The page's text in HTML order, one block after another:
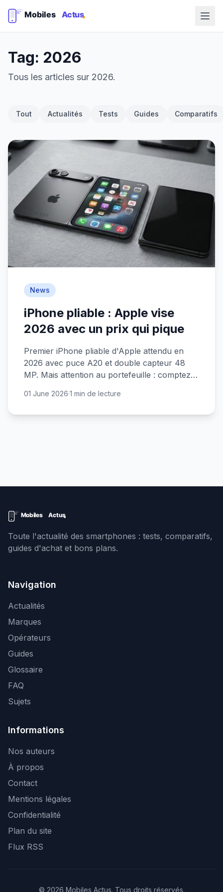
Tag: 2026
Tous les articles sur 2026.
Tout Actualités Tests Guides Comparatifs
News
iPhone pliable : Apple vise
2026 avec un prix qui pique
Premier iPhone pliable d'Apple attendu en
2026 avec puce A20 et double capteur 48
MP. Mais attention au portefeuille : comptez
01 June 2026·1 min de lecture
Toute l'actualité des smartphones : tests, comparatifs,
guides d'achat et bons plans.
Navigation
Actualités
Marques
Opérateurs
Guides
Glossaire
FAQ
Sujets
Informations
Nos auteurs
À propos
Contact
Mentions légales
Confidentialité
Plan du site
Flux RSS
© 2026 Mobiles Actus. Tous droits réservés.